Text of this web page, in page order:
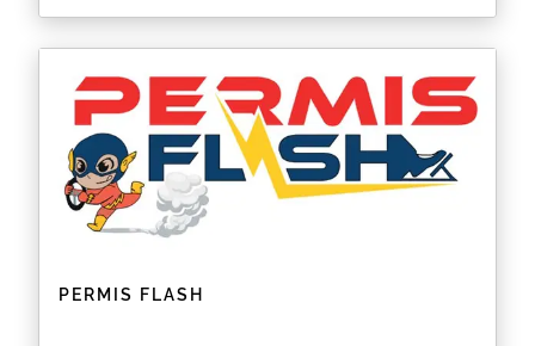
Mototeam91
EN SAVOIR PLUS
PERMIS FLASH